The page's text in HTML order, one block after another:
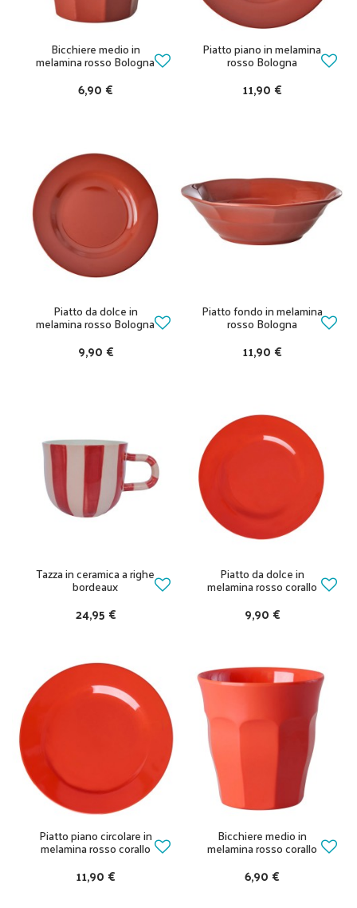
Bicchiere medio in
melamina rosso Bologna
6,90 €
Piatto piano in melamina
rosso Bologna
11,90 €
Piatto da dolce in
melamina rosso Bologna
9,90 €
Piatto fondo in melamina
rosso Bologna
11,90 €
Tazza in ceramica a righe
bordeaux
24,95 €
Piatto da dolce in
melamina rosso corallo
9,90 €
Piatto piano circolare in
melamina rosso corallo
11,90 €
Bicchiere medio in
melamina rosso corallo
6,90 €